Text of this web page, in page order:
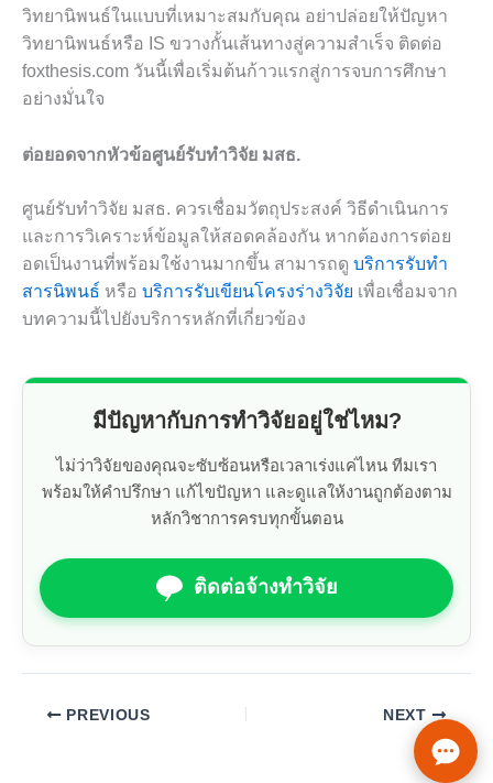
วิทยานิพนธ์ในแบบที่เหมาะสมกับคุณ อย่าปล่อยให้ปัญหา
วิทยานิพนธ์หรือ IS ขวางกั้นเส้นทางสู่ความสำเร็จ ติดต่อ
foxthesis.com วันนี้เพื่อเริ่มต้นก้าวแรกสู่การจบการศึกษา
อย่างมั่นใจ
ต่อยอดจากหัวข้อศูนย์รับทำวิจัย มสธ.
ศูนย์รับทำวิจัย มสธ. ควรเชื่อมวัตถุประสงค์ วิธีดำเนินการ
และการวิเคราะห์ข้อมูลให้สอดคล้องกัน หากต้องการต่อย
อดเป็นงานที่พร้อมใช้งานมากขึ้น สามารถดู บริการรับทำ
สารนิพนธ์ หรือ บริการรับเขียนโครงร่างวิจัย เพื่อเชื่อมจาก
บทความนี้ไปยังบริการหลักที่เกี่ยวข้อง
มีปัญหากับการทำวิจัยอยู่ใช่ไหม?
ไม่ว่าวิจัยของคุณจะซับซ้อนหรือเวลาเร่งแค่ไหน ทีมเรา
พร้อมให้คำปรึกษา แก้ไขปัญหา และดูแลให้งานถูกต้องตาม
หลักวิชาการครบทุกขั้นตอน
ติดต่อจ้างทำวิจัย
PREVIOUS NEXT